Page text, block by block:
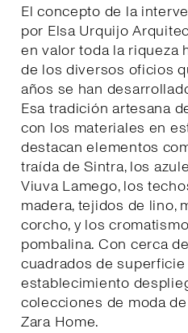
El concepto de la
por Elsa Urquijo
en valor toda la riqueza
de los diversos oficios
años se han
Esa tradición artesana
con los materiales en
destacan elementos
traída de Sintra, los
Viuva Lamego, los
madera, tejidos de lino,
corcho, y los
pombalina. Con cerca
cuadrados de
establecimiento
colecciones de moda
Zara Home.